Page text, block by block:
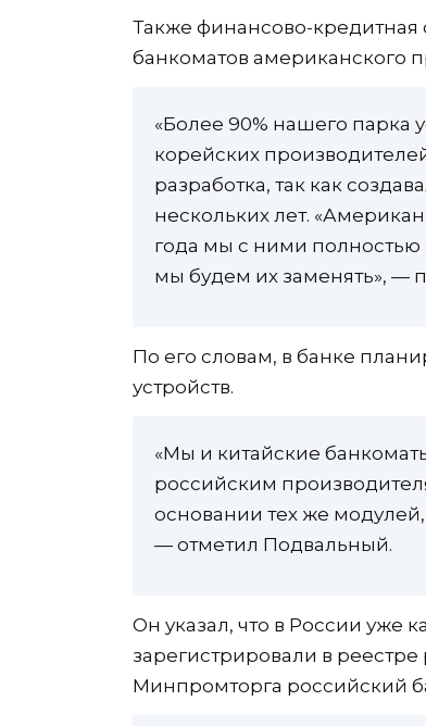
Также финансово-кредитная
банкоматов американского
«Более 90% нашего парка
корейских
разработка, так как
нескольких лет.
года мы с ними полностью
мы будем их заменять», —
По его словам, в банке
устройств.
«Мы и китайские
российским
основании тех же
— отметил Подвальный.
Он указал, что в России уже
зарегистрировали в
Минпромторга российский